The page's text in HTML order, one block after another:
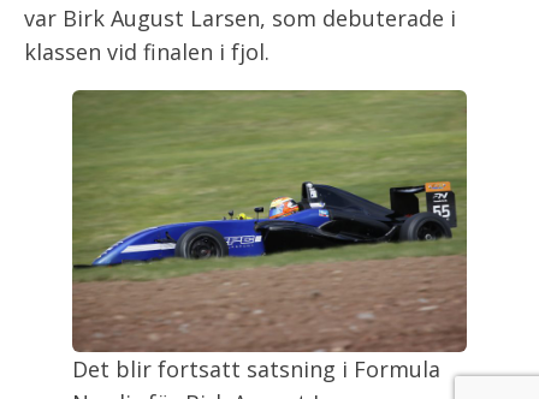
var Birk August Larsen, som debuterade i
klassen vid finalen i fjol.
Det blir fortsatt satsning i Formula